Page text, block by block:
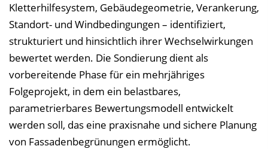
Kletterhilfesystem, Gebäudegeometrie, Verankerung,
Standort- und Windbedingungen – identifiziert,
strukturiert und hinsichtlich ihrer Wechselwirkungen
bewertet werden. Die Sondierung dient als
vorbereitende Phase für ein mehrjähriges
Folgeprojekt, in dem ein belastbares,
parametrierbares Bewertungsmodell entwickelt
werden soll, das eine praxisnahe und sichere Planung
von Fassadenbegrünungen ermöglicht.